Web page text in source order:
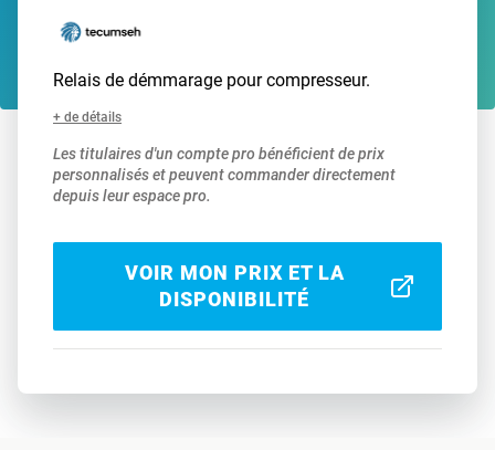
Relais de démmarage pour compresseur.
+ de détails
Les titulaires d'un compte pro bénéficient de prix
personnalisés et peuvent commander directement
depuis leur espace pro.
VOIR MON PRIX ET LA
DISPONIBILITÉ